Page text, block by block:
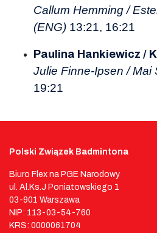
Callum Hemming /
(ENG) 13:21, 16:21
Paulina Hankiewicz /
Julie Finne-Ipsen / Mai
19:21
Polski Związek Badmintona
Biuro Flex na PGE Narodowy
ul. Al.Ks.J Poniatowskiego 1
03-901 Warszawa
NIP: 113-03-54-760
KRS: 0000061704